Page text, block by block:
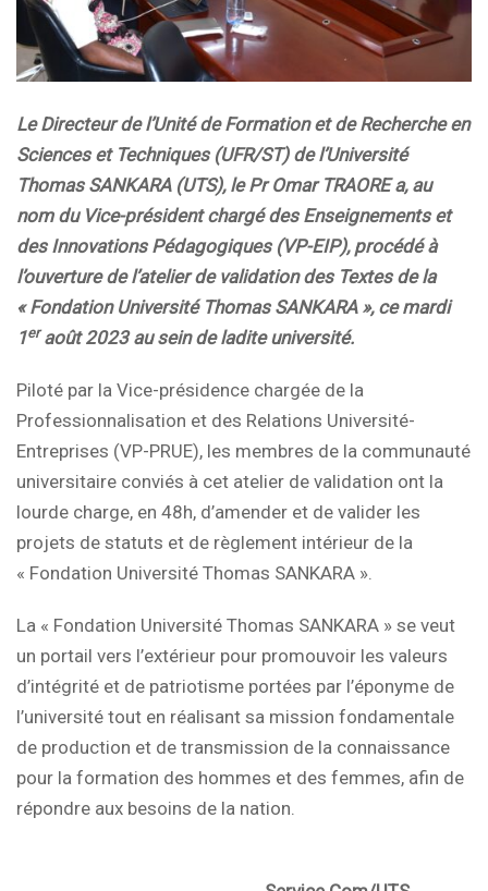
Le Directeur de l’Unité de Formation et de Recherche en
Sciences et Techniques (UFR/ST) de l’Université
Thomas SANKARA (UTS), le Pr Omar TRAORE a, au
nom du Vice-président chargé des Enseignements et
des Innovations Pédagogiques (VP-EIP), procédé à
l’ouverture de l’atelier de validation des Textes de la
« Fondation Université Thomas SANKARA », ce mardi
1eraoût 2023 au sein de ladite université.
Piloté par la Vice-présidence chargée de la
Professionnalisation et des Relations Université-
Entreprises (VP-PRUE), les membres de la communauté
universitaire conviés à cet atelier de validation ont la
lourde charge, en 48h, d’amender et de valider les
projets de statuts et de règlement intérieur de la
« Fondation Université Thomas SANKARA ».
La « Fondation Université Thomas SANKARA » se veut
un portail vers l’extérieur pour promouvoir les valeurs
d’intégrité et de patriotisme portées par l’éponyme de
l’université tout en réalisant sa mission fondamentale
de production et de transmission de la connaissance
pour la formation des hommes et des femmes, afin de
répondre aux besoins de la nation.